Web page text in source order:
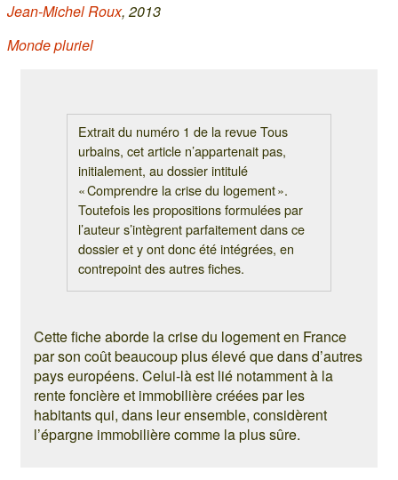
Jean-Michel Roux, 2013
Monde pluriel
Extrait du numéro 1 de la revue Tous
urbains, cet article n’appartenait pas,
initialement, au dossier intitulé
« Comprendre la crise du logement ».
Toutefois les propositions formulées par
l’auteur s’intègrent parfaitement dans ce
dossier et y ont donc été intégrées, en
contrepoint des autres fiches.
Cette fiche aborde la crise du logement en France
par son coût beaucoup plus élevé que dans d’autres
pays européens. Celui-là est lié notamment à la
rente foncière et immobilière créées par les
habitants qui, dans leur ensemble, considèrent
l’épargne immobilière comme la plus sûre.